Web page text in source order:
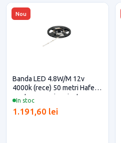
Nou
In stoc
Banda LED 4.8W/M 12v
4000k (rece) 50 metri Hafele
pentru casa si proiecte
1.191,60 lei